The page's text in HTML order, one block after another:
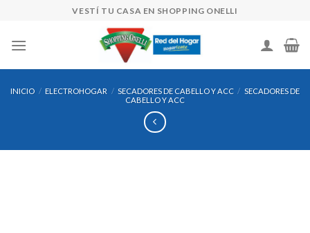
content
VESTÍ TU CASA EN SHOPPING ONELLI
INICIO / ELECTROHOGAR / SECADORES DE CABELLO Y ACC / SECADORES DE
CABELLO Y ACC